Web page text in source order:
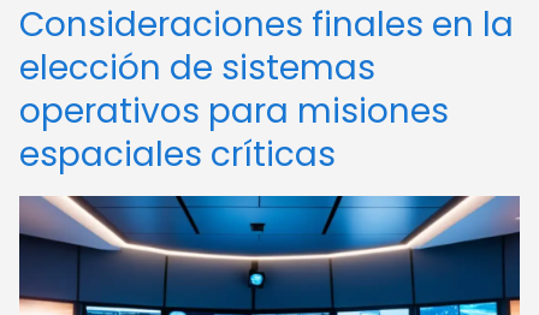
Consideraciones finales en la
elección de sistemas
operativos para misiones
espaciales críticas